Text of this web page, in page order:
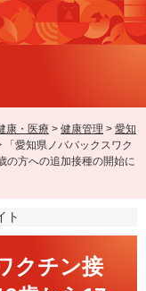
康・医療 > 健康管理 > 愛知
「愛知県ノババックスワク
の方への追加接種の開始に
クチン接